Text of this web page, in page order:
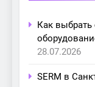
Как
28.07.2026
SERM в